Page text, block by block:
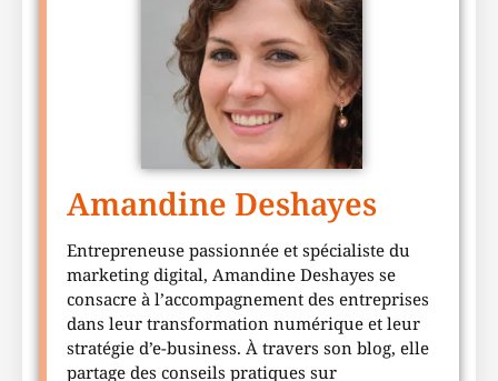
Amandine Deshayes
Entrepreneuse passionnée et spécialiste du
marketing digital, Amandine Deshayes se
consacre à l’accompagnement des entreprises
dans leur transformation numérique et leur
stratégie d’e-business. À travers son blog, elle
partage des conseils pratiques sur